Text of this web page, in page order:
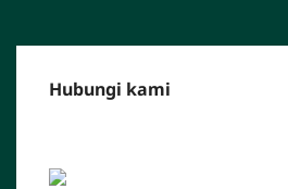
Hubungi kami